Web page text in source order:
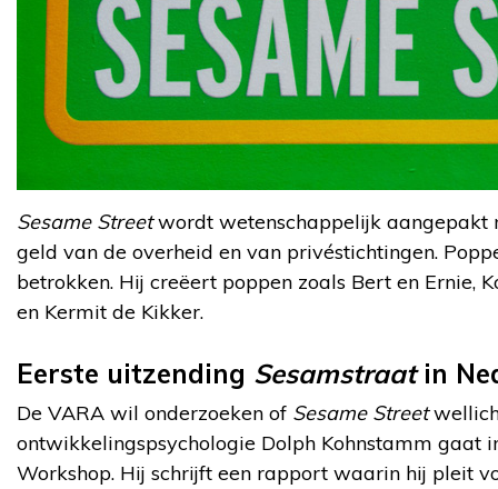
Sesame Streetwordt wetenschappelijk aangepakt
geld van de overheid en van privéstichtingen.
betrokken. Hij creëert poppen zoals Bert en Ernie,
en Kermit de Kikker.
Eerste uitzending Sesamstraatin
De VARA wil onderzoeken of Sesame Street
ontwikkelingspsychologie Dolph Kohnstamm gaat
Workshop. Hij schrijft een rapport waarin hij pleit